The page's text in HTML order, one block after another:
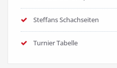
Steffans Schachseiten
Turnier Tabelle